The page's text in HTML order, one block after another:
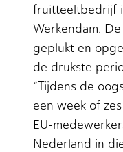
fruitteeltbedrijf
Werkendam.
geplukt en
de drukste
“Tijdens de
een week of
EU-
Nederland in